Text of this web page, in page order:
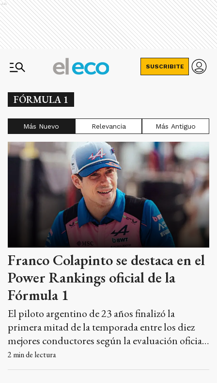
Ads
SUSCRIBITE
FÓRMULA 1
Más Nuevo Relevancia Más Antiguo
Franco Colapinto se destaca en el
Power Rankings oficial de la
Fórmula 1
El piloto argentino de 23 años finalizó la
primera mitad de la temporada entre los diez
mejores conductores según la evaluación oficial
de la categoría, consolidando su desempeño en
el equipo Alpine.
2 min de lectura